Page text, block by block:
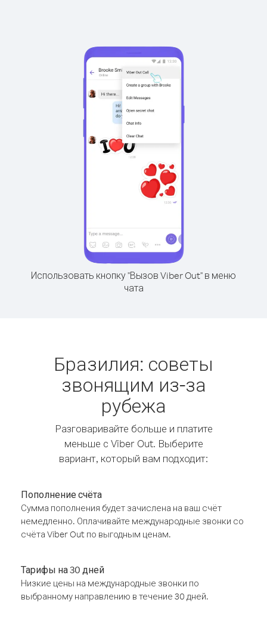
Использовать кнопку "Вызов Viber Out" в меню
чата
Бразилия: советы
звонящим из-за
рубежа
Разговаривайте больше и платите
меньше с Viber Out. Выберите
вариант, который вам подходит:
Пополнение счёта
Сумма пополнения будет зачислена на ваш счёт
немедленно. Оплачивайте международные звонки со
счёта Viber Out по выгодным ценам.
Тарифы на 30 дней
Низкие цены на международные звонки по
выбранному направлению в течение 30 дней.